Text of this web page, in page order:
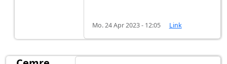
Mo. 24 Apr 2023 - 12:05 Link